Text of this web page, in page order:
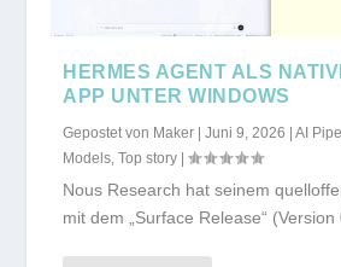
HERMES AGENT ALS
APP UNTER WINDOWS
Gepostet von Maker |Juni 9, 2026 |AI
Models,Top story |
Nous Research hat seinem
mit dem „Surface Release“ (Version